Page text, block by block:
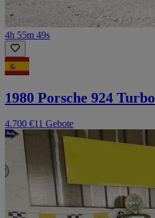
4h 55m 49s
1980 Porsche 924 Turbo
4.700 €11 Gebote